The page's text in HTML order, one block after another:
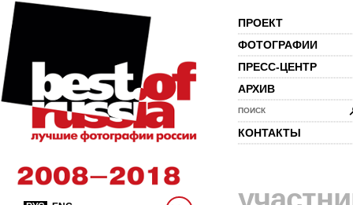
ПРОЕКТ
ФОТОГРАФИИ
ПРЕСС-ЦЕНТР
АРХИВ
ПОИСК
КОНТАКТЫ